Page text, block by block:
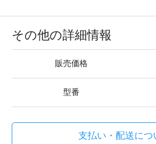
その他の詳細情報
販売価格
型番
支払い・配送につ